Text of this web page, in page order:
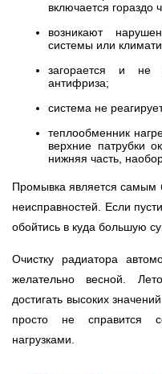
включается гораздо
возникают
системы или
загорается и не
антифриза;
система не
теплообменник
верхние патрубки
нижняя часть,
Промывка является самым
неисправностей. Если
обойтись в куда большую
Очистку радиатора
желательно весной.
достигать высоких
просто не справится
нагрузками.